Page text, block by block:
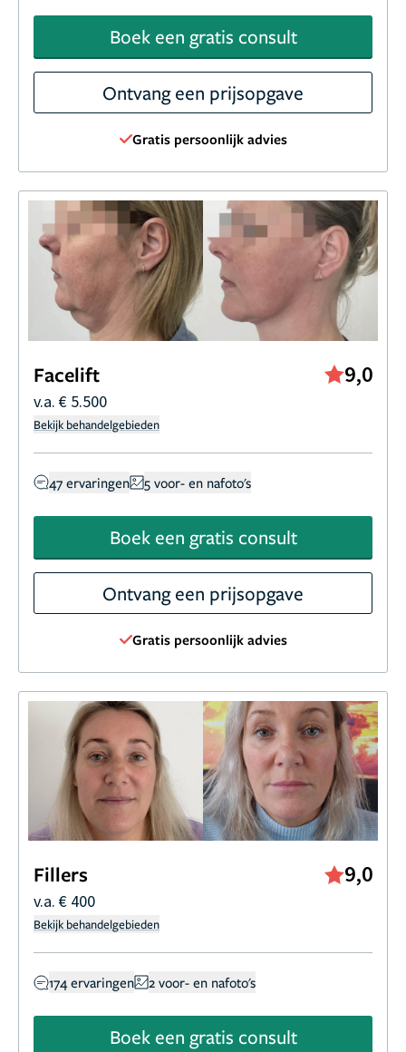
Boek een gratis consult
Ontvang een prijsopgave
Gratis persoonlijk advies
Facelift 9,0
v.a. € 5.500
Bekijk behandelgebieden
47 ervaringen 5 voor- en nafoto's
Boek een gratis consult
Ontvang een prijsopgave
Gratis persoonlijk advies
Fillers 9,0
v.a. € 400
Bekijk behandelgebieden
174 ervaringen 2 voor- en nafoto's
Boek een gratis consult